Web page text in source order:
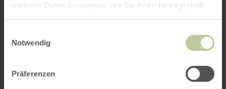
weiteren Daten zusammen, die Sie ihnen bereitgestellt
Notwendig
Präferenzen